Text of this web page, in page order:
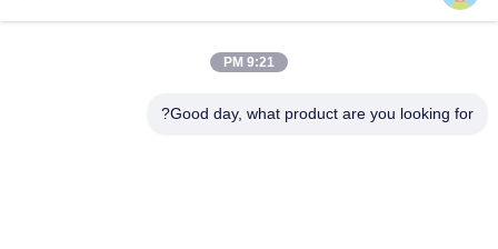
9:21 PM
Good day, what product are you looking for?